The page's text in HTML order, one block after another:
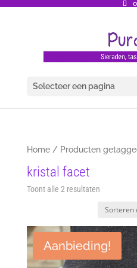
Selecteer een pagina
Home/ Producten
kristal facet
Toont alle 2 resultatenGesorteerd
nieuwste
Aanbieding!